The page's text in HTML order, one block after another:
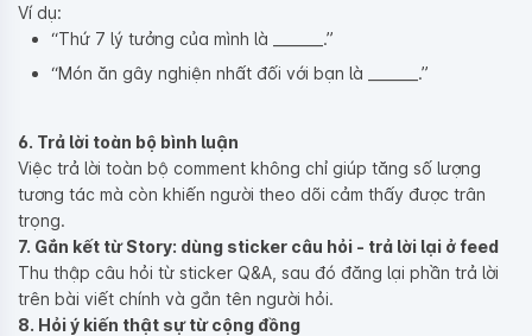
Ví dụ:
“Thứ 7 lý tưởng của mình là _______.”
“Món ăn gây nghiện nhất đối với bạn là _______.”
6. Trả lời toàn bộ bình luận
Việc trả lời toàn bộ comment không chỉ giúp tăng số lượng
tương tác mà còn khiến người theo dõi cảm thấy được trân
trọng.
7. Gắn kết từ Story: dùng sticker câu hỏi - trả lời lại ở feed
Thu thập câu hỏi từ sticker Q&A, sau đó đăng lại phần trả lời
trên bài viết chính và gắn tên người hỏi.
8. Hỏi ý kiến thật sự từ cộng đồng